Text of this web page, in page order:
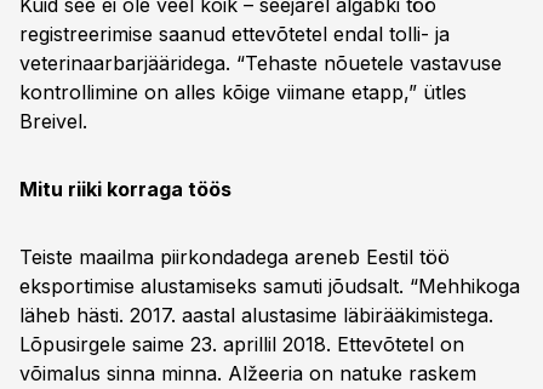
Kuid see ei ole veel kõik – seejärel algabki töö
registreerimise saanud ettevõtetel endal tolli- ja
veterinaarbarjääridega. “Tehaste nõuetele vastavuse
kontrollimine on alles kõige viimane etapp,” ütles
Breivel.
Mitu riiki korraga töös
Teiste maailma piirkondadega areneb Eestil töö
eksportimise alustamiseks samuti jõudsalt. “Mehhikoga
läheb hästi. 2017. aastal alustasime läbirääkimistega.
Lõpusirgele saime 23. aprillil 2018. Ettevõtetel on
võimalus sinna minna. Alžeeria on natuke raskem